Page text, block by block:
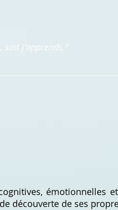
soit j'apprends."
émotionnelles
découverte de ses